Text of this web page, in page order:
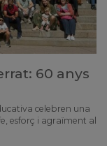
60 anys
celebren una
esforç i agraïment al